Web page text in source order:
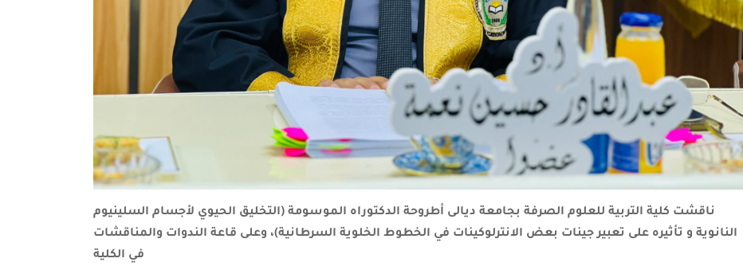
ناقشت كلية التربية للعلوم الصرفة بجامعة ديالى أطروحة الدكتوراه الموسومة (التخليق الحيوي لأجسام السلينيوم
النانوية و تأثيره على تعبير جينات بعض الانترلوكينات في الخطوط الخلوية السرطانية)، وعلى قاعة الندوات والمناقشات
في الكلية